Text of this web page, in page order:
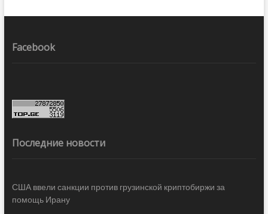
Facebook
Последние новости
США ввели санкции против грузинской криптобиржи за
помощь Ирану